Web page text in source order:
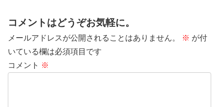
コメントはどうぞお気軽に。
メールアドレスが公開されることはありません。 ※ が付
いている欄は必須項目です
コメント ※